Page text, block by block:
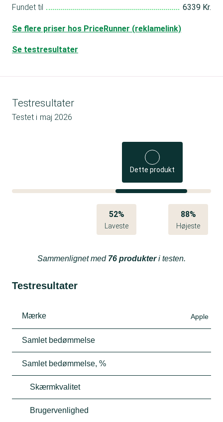
Fundet til 6339 Kr.
Se flere priser hos PriceRunner (reklamelink)
Se testresultater
Testresultater
Testet i maj 2026
Dette produkt
52%
Laveste
88%
Højeste
Sammenlignet med 76 produkteri testen.
Testresultater
Mærke Apple
Samlet bedømmelse
Samlet bedømmelse, %
Skærmkvalitet
Brugervenlighed